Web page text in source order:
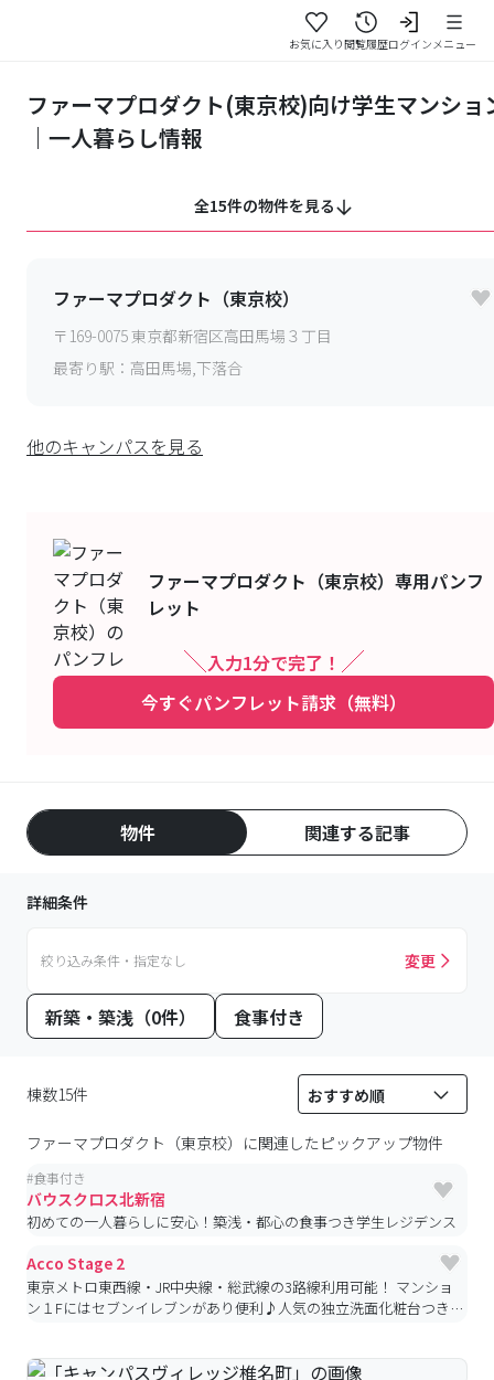
お気に入り閲覧履歴ログインメニュー
ファーマプロダクト(東京校)向け学生マンショ
｜一人暮らし情報
全15件の物件を見る
ファーマプロダクト（東京校）
〒 169-0075東京都新宿区高田馬場３丁目
最寄り駅： 高田馬場,下落合
他のキャンパスを見る
ファーマプロダクト（東京校） 専用パンフ
レット
入力1分で完了！
今すぐパンフレット請求（無料）
物件 関連する記事
詳細条件
絞り込み条件・指定なし 変更
新築・築浅（0件） 食事付き
棟数15件
ファーマプロダクト（東京校） に関連したピックアップ物件
#食事付き
バウスクロス北新宿
初めての一人暮らしに安心！築浅・都心の食事つき学生レジデンス
Acco Stage 2
東京メトロ東西線・JR中央線・総武線の3路線利用可能！ マンショ
ン１Fにはセブンイレブンがあり便利♪人気の独立洗面化粧台つき